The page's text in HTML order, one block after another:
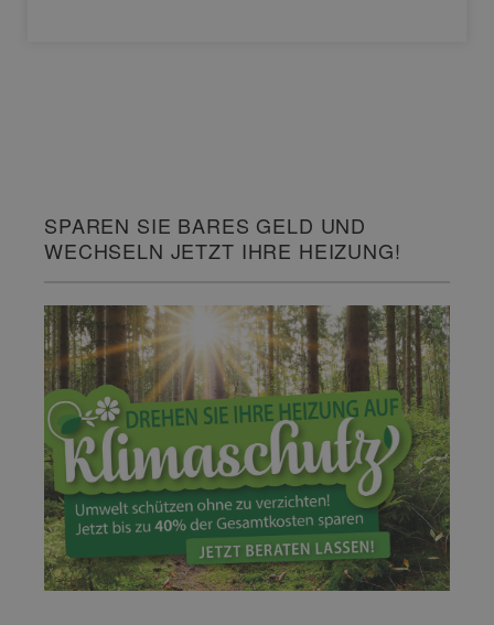
SPAREN SIE BARES GELD UND
WECHSELN JETZT IHRE HEIZUNG!